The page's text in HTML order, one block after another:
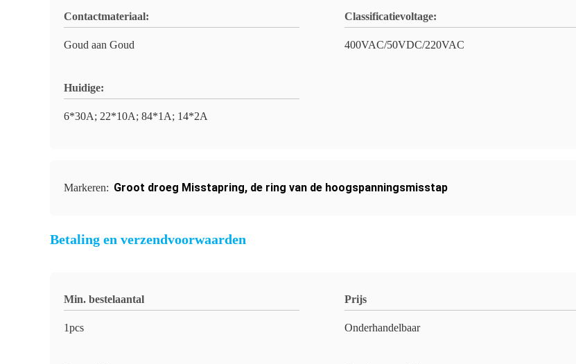
Contactmateriaal:
Goud aan Goud
Classificatievoltage:
400VAC/50VDC/220VAC
Huidige:
6*30A; 22*10A; 84*1A; 14*2A
Markeren: Groot droeg Misstapring, de ring van de hoogspanningsmisstap
Betaling en verzendvoorwaarden
Min. bestelaantal
1pcs
Prijs
Onderhandelbaar